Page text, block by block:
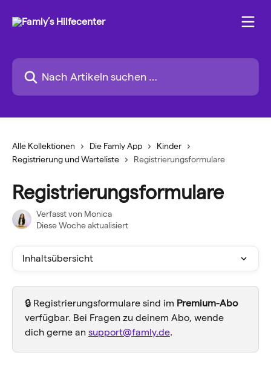
Nach Artikeln suchen …
Alle Kollektionen Die Famly App
Kinder
Registrierung und Warteliste
Registrierungsformulare
Registrierungsformulare
Verfasst von Monica
Diese Woche aktualisiert
Inhaltsübersicht
🔒 Registrierungsformulare sind im Premium-Abo
verfügbar. Bei Fragen zu deinem Abo, wende
dich gerne an support@famly.de.